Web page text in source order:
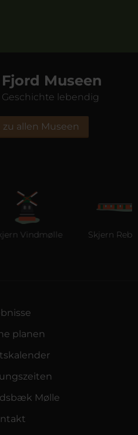
Museen
lebendig
allen Museen
Vindmølle Skjern
planen
Mølle